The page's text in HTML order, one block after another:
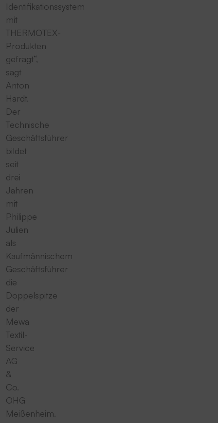
Identifikationssystem
mit
THERMOTEX-
Produkten
gefragt“,
sagt
Anton
Hardt.
Der
Technische
Geschäftsführer
bildet
seit
drei
Jahren
mit
Philippe
Julien
als
Kaufmännischem
Geschäftsführer
die
Doppelspitze
der
Mewa
Textil-
Service
AG
&
Co.
OHG
Meißenheim.